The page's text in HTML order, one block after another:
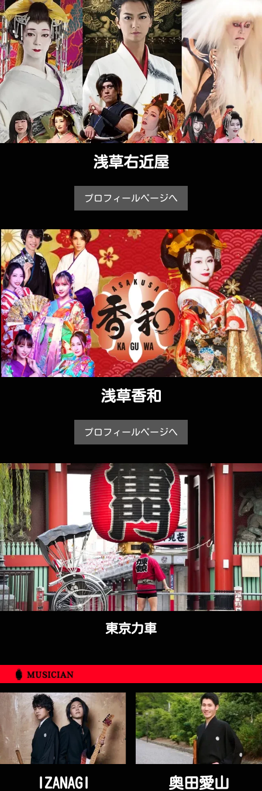
浅草右近屋
プロフィールページへ
浅草香和
プロフィールページへ
東京力車
IZANAGI 奥田愛山